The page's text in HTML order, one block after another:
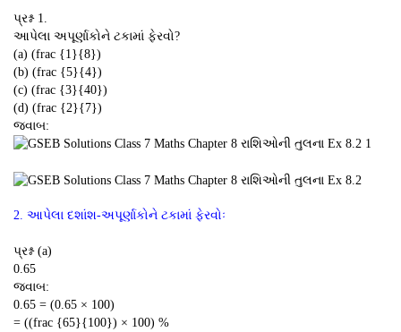
પ્રશ્ન 1.
આપેલા અપૂર્ણાકોને ટકામાં ફેરવો?
(a) (frac {1}{8})
(b) (frac {5}{4})
(c) (frac {3}{40})
(d) (frac {2}{7})
જવાબ:
2. આપેલા દશાંશ-અપૂર્ણાકોને ટકામાં ફેરવોઃ
પ્રશ્ન (a)
0.65
જવાબ:
0.65 = (0.65 × 100)
= ((frac {65}{100}) × 100) %